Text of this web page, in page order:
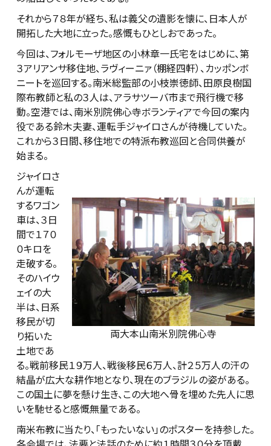
それから７８年が経ち、私は義父の遺影を懐に、日本人が
開拓した大地に立った。感慨もひとしおであった。
今回は、フォルモーザ地区の小林章一氏宅をはじめに、第
３アリアンサ移住地、ラヴィーニァ（棚経四軒）、カッポンボ
ニートを巡回する。南米総監部の小枝崇徳師、田原良樹国
際布教師と私の３人は、アラサツーバ市まで飛行機で移
動。空港では、南米別院佛心寺ボランティアで今回の案内
役である鈴木夫妻、運転手ジャイロさんが待機していた。
これから３日間、移住地での特派布教巡回と合同供養が
始まる。
両大本山南米別院佛心寺
ジャイロさ
んが運転
するワゴン
車は、３日
間で１７０
０キロを
走破する。
そのハイウ
ェイの大
半は、日系
移民が切
り拓いた
土地であ
る。戦前移民１９万人、戦後移民６万人、計２５万人の汗の
結晶が広大な耕作地となり、現在のブラジルの姿がある。
この国土に夢を懸け生き、この大地へ骨を埋めた先人に思
いを馳せると感慨無量である。
南米布教に当たり、「もったいない」のポスターを持参した。